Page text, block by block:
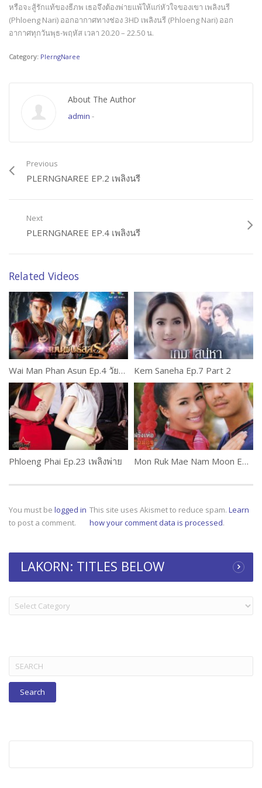
หรือจะสู้รักแท้ของธีภพ เธอจึงต้องพ่ายแพ้ให้แก่หัวใจของเขา เพลิงนรี
(Phloeng Nari) ออกอากาศทางช่อง 3HD เพลิงนรี (Phloeng Nari) ออก
อากาศทุกวันพุธ-พฤหัส เวลา 20.20 – 22.50 น.
Category: PlerngNaree
About The Author
admin -
Previous
PLERNGNAREE EP.2 เพลิงนรี
Next
PLERNGNAREE EP.4 เพลิงนรี
Related Videos
Wai Man Phan Asun Ep.4 วัยมันพันธุ์อสูร Kem Saneha Ep.7 Part 2
Phloeng Phai Ep.23 เพลิงพ่าย Mon Ruk Mae Nam Moon Ep.13 (1 of 2)
You must be logged in
to post a comment.
This site uses Akismet to reduce spam. Learn
how your comment data is processed.
LAKORN: TITLES BELOW
LAKORN:
TITLES
Search
for: